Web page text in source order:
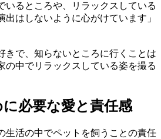
いるところや、リラックスしている
はしないように心がけています」
きで、知らないところに行くことは
の中でリラックスしている姿を撮る
に必要な愛と責任感
生活の中でペットを飼うことの責任